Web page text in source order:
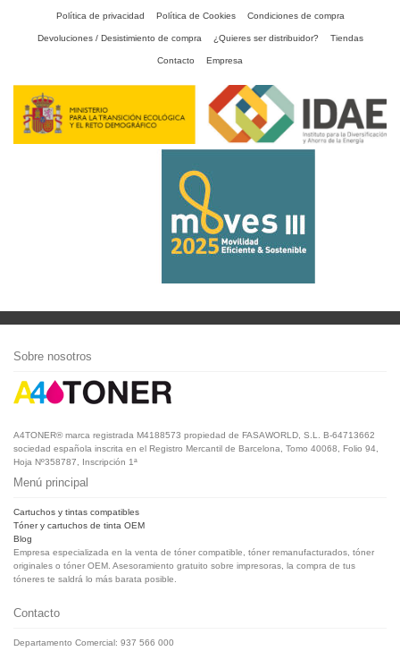
Política de privacidad Política de Cookies Condiciones de compra
Devoluciones / Desistimiento de compra ¿Quieres ser distribuidor? Tiendas
Contacto Empresa
Sobre nosotros
A4TONER® marca registrada M4188573 propiedad de FASAWORLD, S.L. B-64713662
sociedad española inscrita en el Registro Mercantil de Barcelona, Tomo 40068, Folio 94,
Hoja Nº358787, Inscripción 1ª
Menú principal
Cartuchos y tintas compatibles
Tóner y cartuchos de tinta OEM
Blog
Empresa especializada en la venta de tóner compatible, tóner remanufacturados, tóner
originales o tóner OEM. Asesoramiento gratuito sobre impresoras, la compra de tus
tóneres te saldrá lo más barata posible.
Contacto
Departamento Comercial: 937 566 000